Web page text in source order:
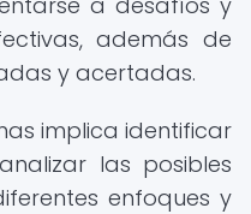
además de
y acertadas.
implica identificar
las posibles
enfoques y